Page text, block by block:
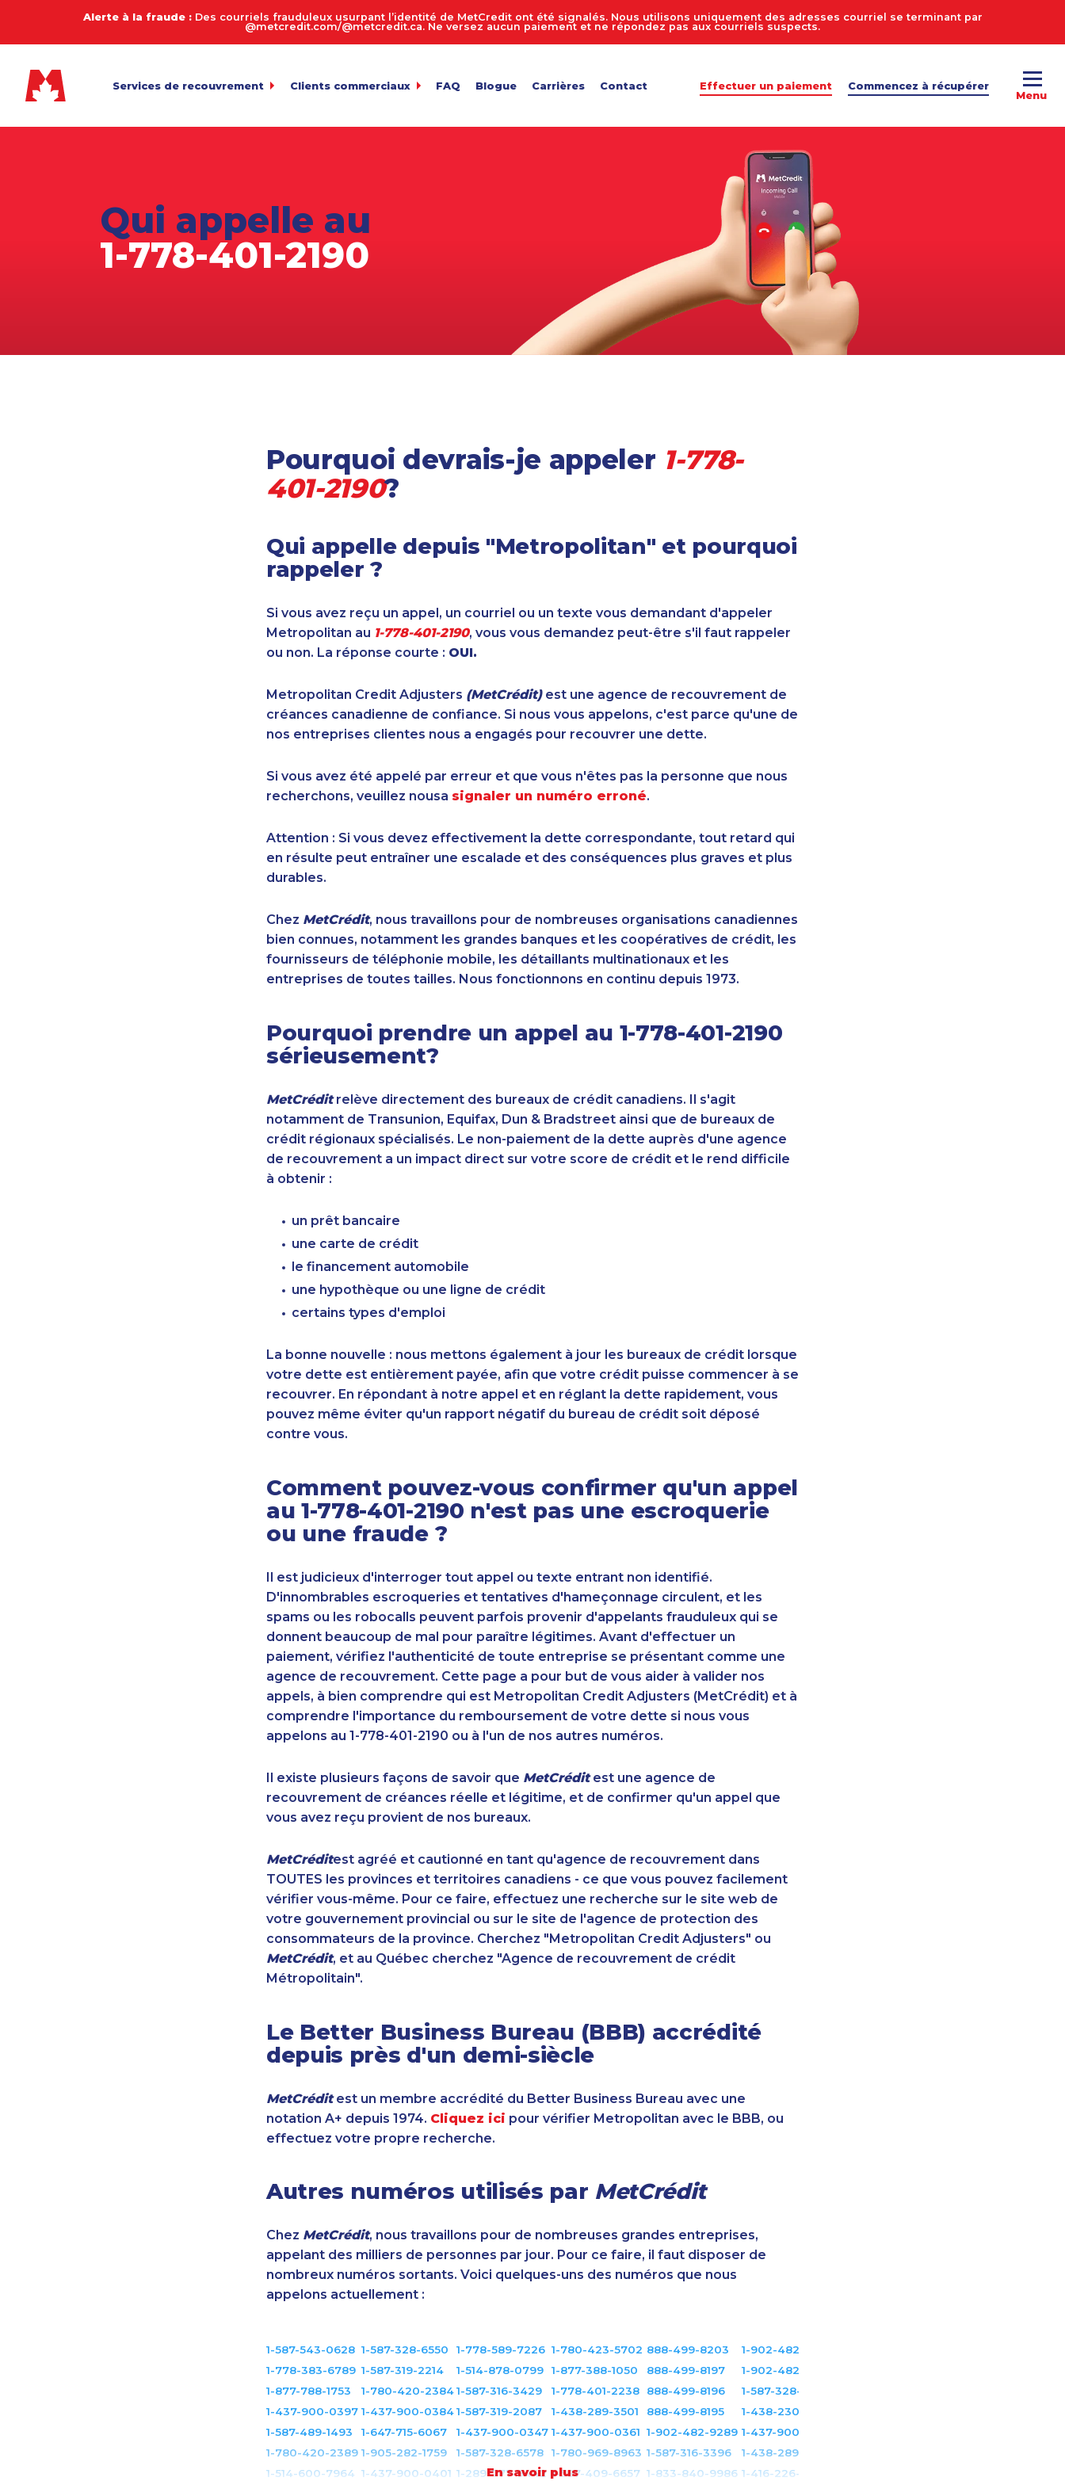
Alerte à la fraude : Des courriels frauduleux usurpant l’identité de MetCredit ont été signalés. Nous utilisons uniquement des adresses courriel se terminant par
@metcredit.com/@metcredit.ca. Ne versez aucun paiement et ne répondez pas aux courriels suspects.
Services de recouvrement
Agriculture
Arriérés en automobile
Biens de succession et décès
Locataire-propriétaire
Clients commerciaux
Transfert de fichiers
Téléversements en vrac
Payez votre facture
Politique de confidentialité
FAQ Blogue Carrières Contact Effectuer un paiement Commencez à récupérer
Qui appelle au
1-778-401-2190
Pourquoi devrais-je appeler 1-778-
401-2190?
Qui appelle depuis "Metropolitan" et pourquoi
rappeler ?
Si vous avez reçu un appel, un courriel ou un texte vous demandant d'appeler
Metropolitan au 1-778-401-2190, vous vous demandez peut-être s'il faut rappeler
ou non. La réponse courte : OUI.
Metropolitan Credit Adjusters (MetCrédit)est une agence de recouvrement de
créances canadienne de confiance. Si nous vous appelons, c'est parce qu'une de
nos entreprises clientes nous a engagés pour recouvrer une dette.
Si vous avez été appelé par erreur et que vous n'êtes pas la personne que nous
recherchons, veuillez nousa signaler un numéro erroné.
Attention : Si vous devez effectivement la dette correspondante, tout retard qui
en résulte peut entraîner une escalade et des conséquences plus graves et plus
durables.
Chez MetCrédit, nous travaillons pour de nombreuses organisations canadiennes
bien connues, notamment les grandes banques et les coopératives de crédit, les
fournisseurs de téléphonie mobile, les détaillants multinationaux et les
entreprises de toutes tailles. Nous fonctionnons en continu depuis 1973.
Pourquoi prendre un appel au 1-778-401-2190
sérieusement?
MetCréditrelève directement des bureaux de crédit canadiens. Il s'agit
notamment de Transunion, Equifax, Dun & Bradstreet ainsi que de bureaux de
crédit régionaux spécialisés. Le non-paiement de la dette auprès d'une agence
de recouvrement a un impact direct sur votre score de crédit et le rend difficile
à obtenir :
un prêt bancaire
une carte de crédit
le financement automobile
une hypothèque ou une ligne de crédit
certains types d'emploi
La bonne nouvelle : nous mettons également à jour les bureaux de crédit lorsque
votre dette est entièrement payée, afin que votre crédit puisse commencer à se
recouvrer. En répondant à notre appel et en réglant la dette rapidement, vous
pouvez même éviter qu'un rapport négatif du bureau de crédit soit déposé
contre vous.
Comment pouvez-vous confirmer qu'un appel
au 1-778-401-2190 n'est pas une escroquerie
ou une fraude ?
Il est judicieux d'interroger tout appel ou texte entrant non identifié.
D'innombrables escroqueries et tentatives d'hameçonnage circulent, et les
spams ou les robocalls peuvent parfois provenir d'appelants frauduleux qui se
donnent beaucoup de mal pour paraître légitimes. Avant d'effectuer un
paiement, vérifiez l'authenticité de toute entreprise se présentant comme une
agence de recouvrement. Cette page a pour but de vous aider à valider nos
appels, à bien comprendre qui est Metropolitan Credit Adjusters (MetCrédit) et à
comprendre l'importance du remboursement de votre dette si nous vous
appelons au 1-778-401-2190 ou à l'un de nos autres numéros.
Il existe plusieurs façons de savoir que MetCréditest une agence de
recouvrement de créances réelle et légitime, et de confirmer qu'un appel que
vous avez reçu provient de nos bureaux.
MetCréditest agréé et cautionné en tant qu'agence de recouvrement dans
TOUTES les provinces et territoires canadiens - ce que vous pouvez facilement
vérifier vous-même. Pour ce faire, effectuez une recherche sur le site web de
votre gouvernement provincial ou sur le site de l'agence de protection des
consommateurs de la province. Cherchez "Metropolitan Credit Adjusters" ou
MetCrédit, et au Québec cherchez "Agence de recouvrement de crédit
Métropolitain".
Le Better Business Bureau (BBB) accrédité
depuis près d'un demi-siècle
MetCréditest un membre accrédité du Better Business Bureau avec une
notation A+ depuis 1974. Cliquez ici pour vérifier Metropolitan avec le BBB, ou
effectuez votre propre recherche.
Autres numéros utilisés par MetCrédit
Chez MetCrédit, nous travaillons pour de nombreuses grandes entreprises,
appelant des milliers de personnes par jour. Pour ce faire, il faut disposer de
nombreux numéros sortants. Voici quelques-uns des numéros que nous
appelons actuellement :
En savoir plus
1-587-543-0628 1-587-328-6550 1-778-589-7226 1-780-423-5702 888-499-8203
1-902-482-3165
1-778-383-6789 1-587-319-2214 1-514-878-0799 1-877-388-1050 888-499-8197
1-902-482-9169
1-877-788-1753
1-780-420-23841-587-316-3429 1-778-401-2238 888-499-8196
1-587-328-6522
1-437-900-0397 1-437-900-03841-587-319-2087 1-438-289-3501 888-499-8195
1-438-230-2015
1-587-489-1493
1-647-715-6067 1-437-900-0347 1-437-900-0361 1-902-482-9289 1-437-900-0330
1-780-420-2389 1-905-282-1759 1-587-328-6578 1-780-969-8963 1-587-316-3396
1-438-289-3509
1-514-600-7964 1-437-900-0401 1-289-777-9442 1-587-409-6657 1-833-840-9986 1-416-226-4320